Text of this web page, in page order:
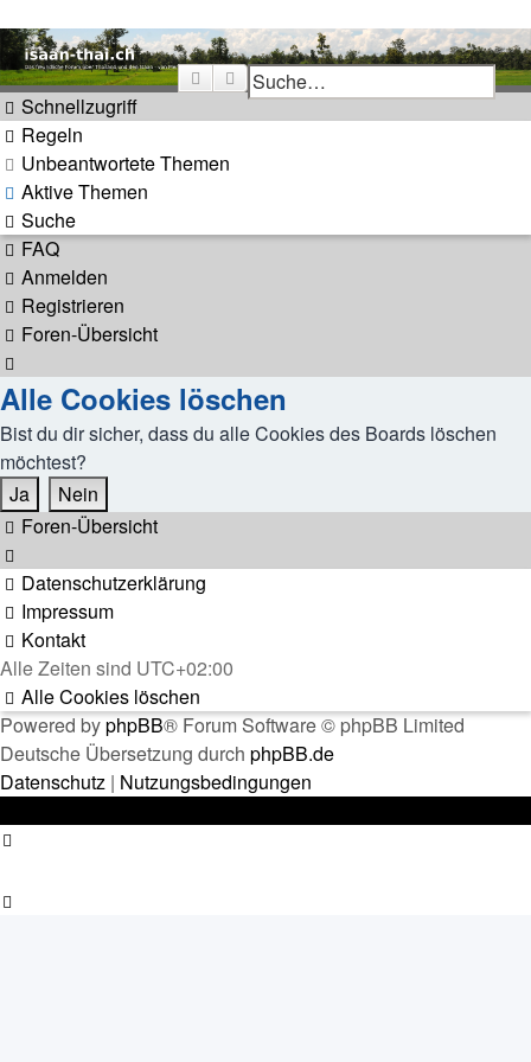
Suche Erweiterte Suche
Thailand & Isaan Forum -
isaan-thai.ch
Das freundliche Forum über Thailand und den Isaan - von
Membern für Member
Schnellzugriff
Regeln
Unbeantwortete Themen
Aktive Themen
Suche
FAQ
Anmelden
Registrieren
Foren-Übersicht
Alle Cookies löschen
Bist du dir sicher, dass du alle Cookies des Boards löschen
möchtest?
Foren-Übersicht
Datenschutzerklärung
Impressum
Kontakt
Alle Zeiten sind UTC+02:00
Alle Cookies löschen
Powered byphpBB® Forum Software © phpBB Limited
Deutsche Übersetzung durch phpBB.de
Datenschutz | Nutzungsbedingungen